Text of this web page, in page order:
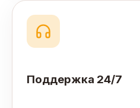
Поддержка 24/7